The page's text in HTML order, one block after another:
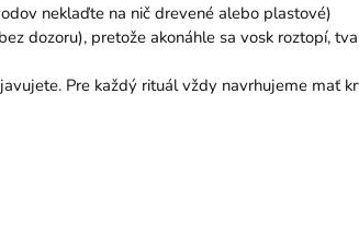
neklaďte na nič drevené alebo plastové)
dozoru), pretože akonáhle sa vosk roztopí,
Pre každý rituál vždy navrhujeme mať